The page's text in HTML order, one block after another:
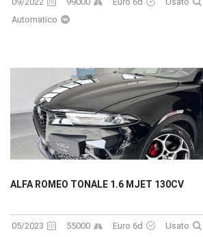
Automatico
ALFA ROMEO TONALE 1.6 MJET 130CV
05/2023 55000 Euro 6d Usato